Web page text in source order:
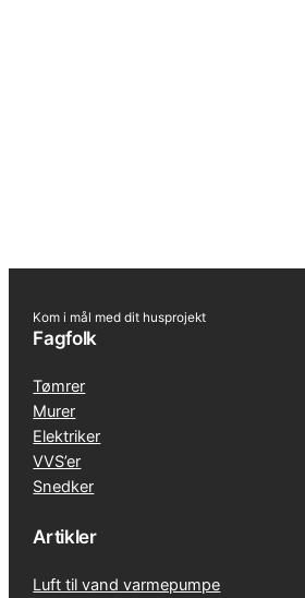
Kom i mål med dit husprojekt
Fagfolk
Tømrer
Murer
Elektriker
VVS’er
Snedker
Artikler
Luft til vand varmepumpe